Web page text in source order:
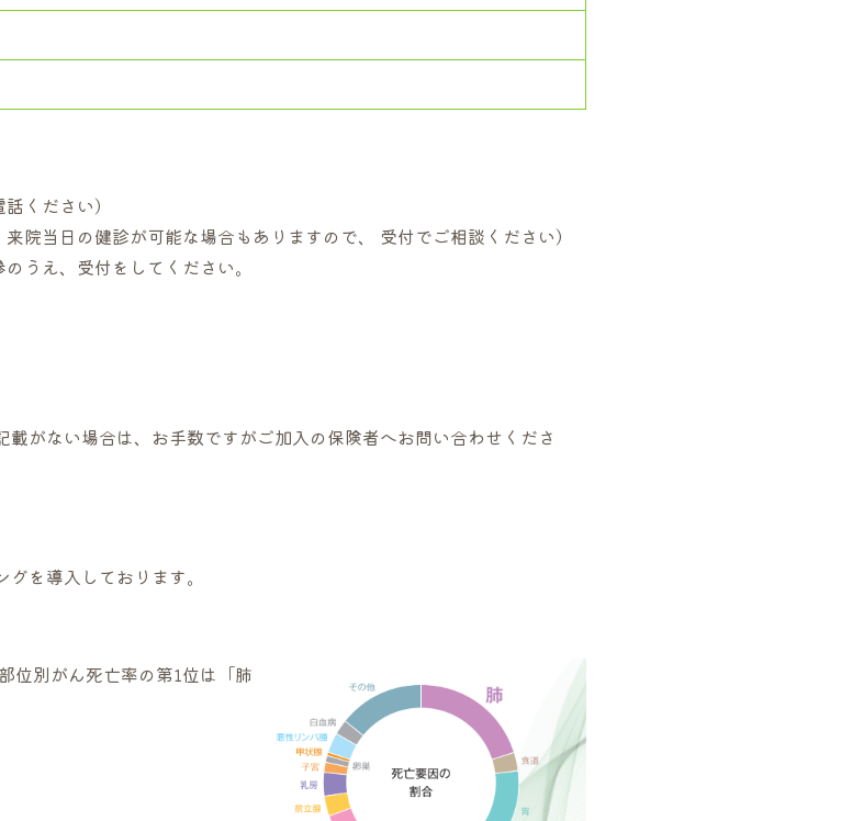
ください）
院当日の健診が可能な場合もありますので、 受付でご相談ください）
うえ、受付をしてください。
がない場合は、お手数ですがご加入の保険者へお問い合わせくださ
を導入しております。
位別がん死亡率の第1位は「肺